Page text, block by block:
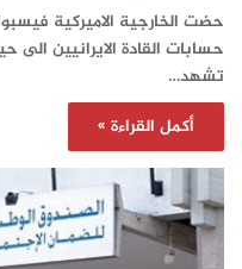
حضت الخارجية الاميركية
حسابات القادة الايرانيين
تشهد…
أكمل القراءة »